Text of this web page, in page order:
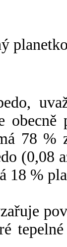
78 %
(0,08
18 %